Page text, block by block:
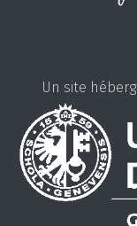
Un site